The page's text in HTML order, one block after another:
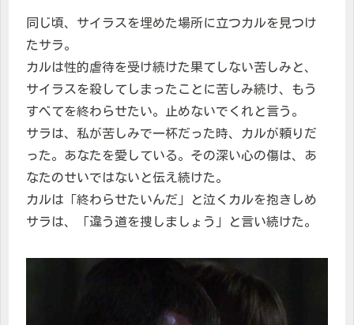
同じ頃、サイラスを埋めた場所に立つカルを見つけ
たサラ。
カルは性的虐待を受け続けた果てしない苦しみと、
サイラスを殺してしまったことに苦しみ続け、もう
すべてを終わらせたい。止めないでくれと言う。
サラは、私が苦しみで一杯だった時、カルが頼りだ
った。あなたを愛している。その深い心の傷は、あ
なたのせいではないと伝え続けた。
カルは「終わらせたいんだ」と泣くカルを抱きしめ
サラは、「違う道を捜しましょう」と言い続けた。